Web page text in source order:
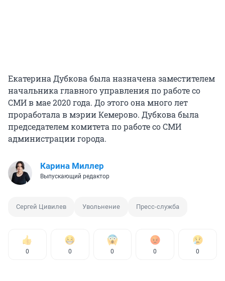
Екатерина Дубкова была назначена заместителем
начальника главного управления по работе со
СМИ в мае 2020 года. До этого она много лет
проработала в мэрии Кемерово. Дубкова была
председателем комитета по работе со СМИ
администрации города.
Карина Миллер
Выпускающий редактор
Сергей Цивилев Увольнение Пресс-служба
0 0 0 0 0